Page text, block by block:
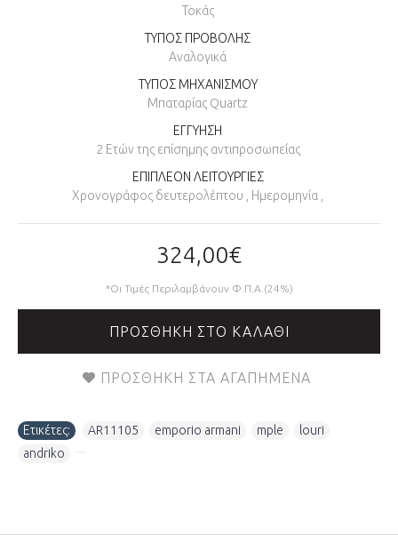
Τοκάς
ΤΥΠΟΣ ΠΡΟΒΟΛΗΣ
Αναλογικά
ΤΥΠΟΣ ΜΗΧΑΝΙΣΜΟΥ
Μπαταρίας Quartz
ΕΓΓΥΗΣΗ
2 Ετών της επίσημης αντιπροσωπείας
ΕΠΙΠΛΕΟΝ ΛΕΙΤΟΥΡΓΙΕΣ
Χρονογράφος δευτερολέπτου , Ημερομηνία ,
324,00€
*Οι Τιμές Περιλαμβάνουν Φ.Π.Α.(24%)
ΠΡΟΣΘΉΚΗ ΣΤΟ ΚΑΛΆΘΙ
ΠΡΟΣΘΉΚΗ ΣΤΑ ΑΓΑΠΗΜΈΝΑ
Ετικέτες: AR11105 emporio armani mple louri
andriko